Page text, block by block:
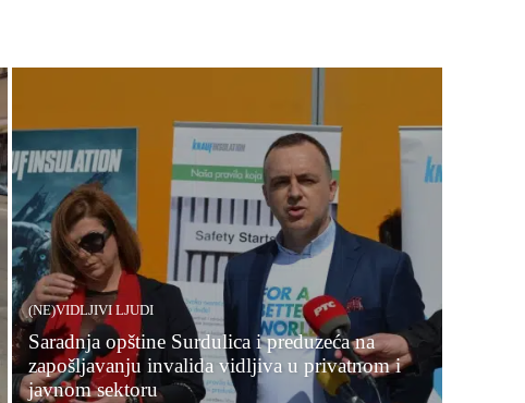
(NE)VIDLJIVI LJUDI
Saradnja opštine Surdulica i preduzeća na
zapošljavanju invalida vidljiva u privatnom i
javnom sektoru